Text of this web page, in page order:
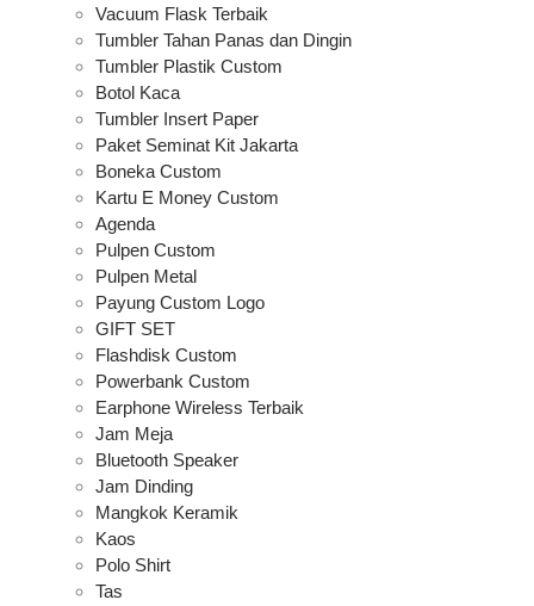
Vacuum Flask Terbaik
Tumbler Tahan Panas dan Dingin
Tumbler Plastik Custom
Botol Kaca
Tumbler Insert Paper
Paket Seminat Kit Jakarta
Boneka Custom
Kartu E Money Custom
Agenda
Pulpen Custom
Pulpen Metal
Payung Custom Logo
GIFT SET
Flashdisk Custom
Powerbank Custom
Earphone Wireless Terbaik
Jam Meja
Bluetooth Speaker
Jam Dinding
Mangkok Keramik
Kaos
Polo Shirt
Tas